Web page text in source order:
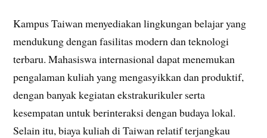
Kampus Taiwan menyediakan lingkungan belajar yang
mendukung dengan fasilitas modern dan teknologi
terbaru. Mahasiswa internasional dapat menemukan
pengalaman kuliah yang mengasyikkan dan produktif,
dengan banyak kegiatan ekstrakurikuler serta
kesempatan untuk berinteraksi dengan budaya lokal.
Selain itu, biaya kuliah di Taiwan relatif terjangkau